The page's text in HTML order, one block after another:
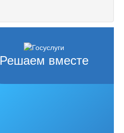
Решаем вместе